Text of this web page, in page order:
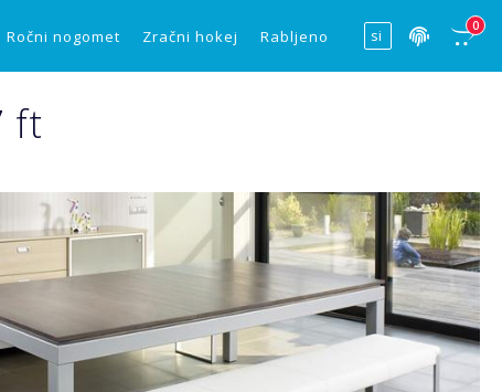
Ročni nogomet Zračni hokej Rabljeno
0
ft